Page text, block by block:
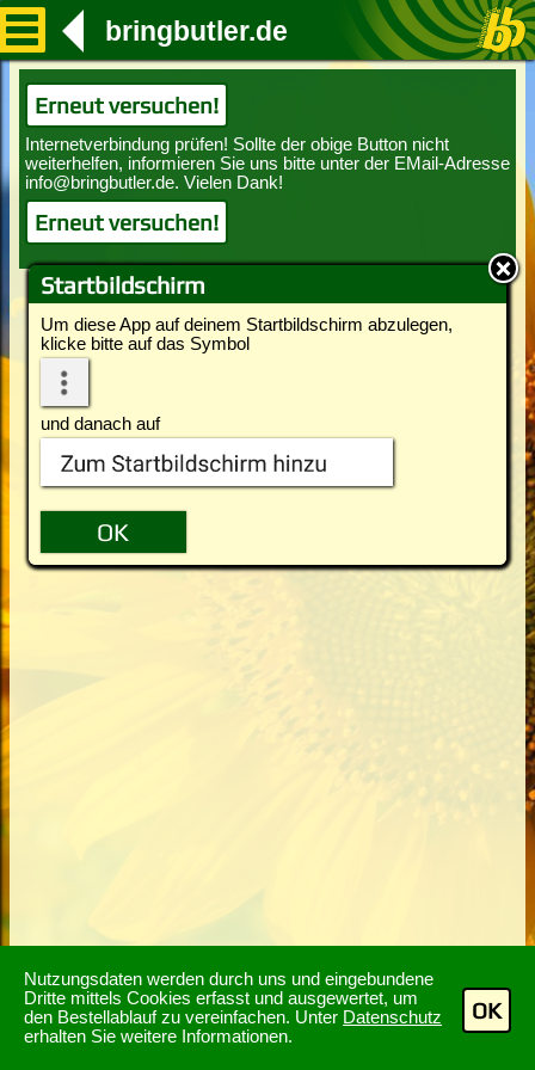
Nutzungsdaten werden durch uns und eingebundene
Dritte mittels Cookies erfasst und ausgewertet, um
den Bestellablauf zu vereinfachen. Unter Datenschutz
erhalten Sie weitere Informationen.
OK
Startbildschirm
Um diese App auf deinem Startbildschirm abzulegen,
klicke bitte auf das Symbol
und danach auf
bringbutler.de
Erneut versuchen!
Erneut versuchen!